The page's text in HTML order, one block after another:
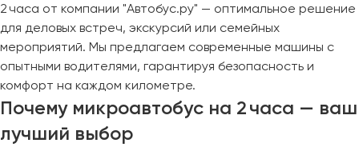
2 часа от компании "Автобус.ру" — оптимальное решение
для деловых встреч, экскурсий или семейных
мероприятий. Мы предлагаем современные машины с
опытными водителями, гарантируя безопасность и
комфорт на каждом километре.
Почему микроавтобус на 2 часа — ваш
лучший выбор